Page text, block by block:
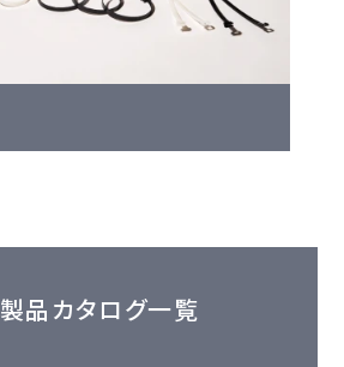
製品カタログ一覧